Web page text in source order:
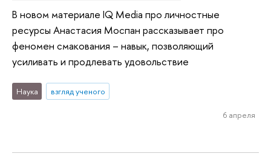
В новом материале IQ Media про личностные
ресурсы Анастасия Моспан рассказывает про
феномен смакования – навык, позволяющий
усиливать и продлевать удовольствие
Наука взгляд ученого
6 апреля